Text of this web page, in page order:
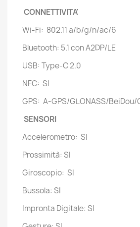
CONNETTIVITA'
Wi-Fi: 802.11 a/b/g/n/ac/6
Bluetooth: 5.1 con A2DP/LE
USB: Type-C 2.0
NFC: SI
GPS: A-GPS/GLONASS/BeiDou/
SENSORI
Accelerometro: SI
Prossimità: SI
Giroscopio: SI
Bussola: SI
Impronta Digitale: SI